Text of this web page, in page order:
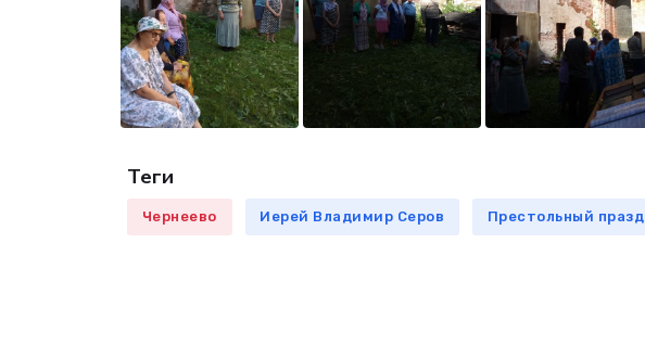
Теги
Чернеево Иерей Владимир Серов Престольный